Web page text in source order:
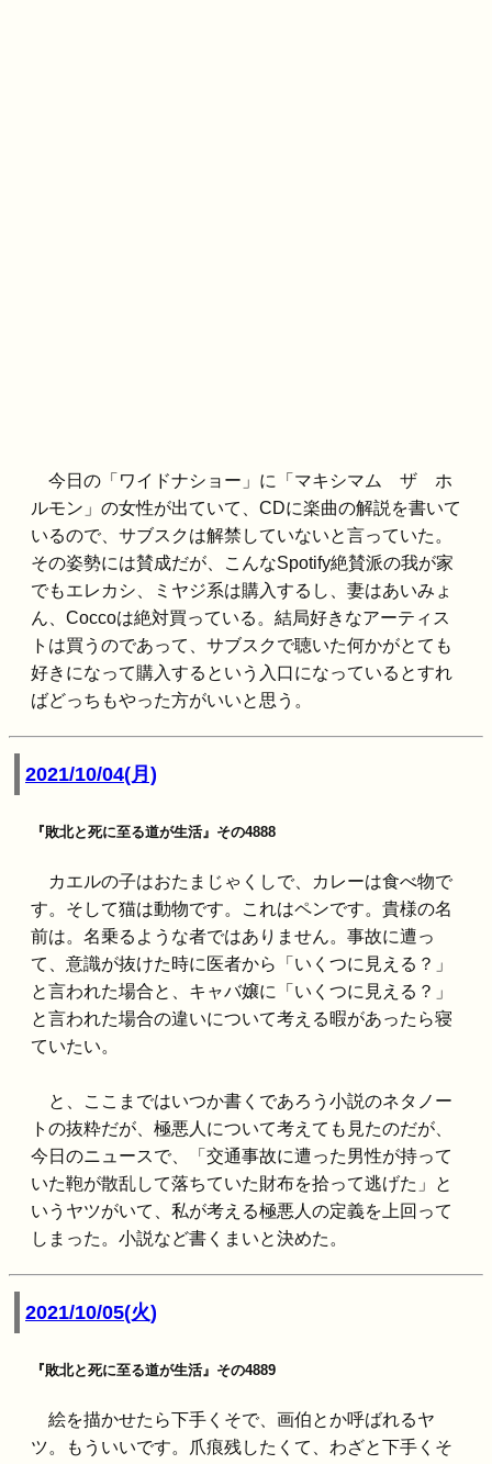
今日の「ワイドナショー」に「マキシマム ザ ホ
ルモン」の女性が出ていて、CDに楽曲の解説を書いて
いるので、サブスクは解禁していないと言っていた。
その姿勢には賛成だが、こんなSpotify絶賛派の我が家
でもエレカシ、ミヤジ系は購入するし、妻はあいみょ
ん、Coccoは絶対買っている。結局好きなアーティス
トは買うのであって、サブスクで聴いた何かがとても
好きになって購入するという入口になっているとすれ
ばどっちもやった方がいいと思う。
2021/10/04(月)
『敗北と死に至る道が生活』その4888
カエルの子はおたまじゃくしで、カレーは食べ物で
す。そして猫は動物です。これはペンです。貴様の名
前は。名乗るような者ではありません。事故に遭っ
て、意識が抜けた時に医者から「いくつに見える？」
と言われた場合と、キャバ嬢に「いくつに見える？」
と言われた場合の違いについて考える暇があったら寝
ていたい。
と、ここまではいつか書くであろう小説のネタノー
トの抜粋だが、極悪人について考えても見たのだが、
今日のニュースで、「交通事故に遭った男性が持って
いた鞄が散乱して落ちていた財布を拾って逃げた」と
いうヤツがいて、私が考える極悪人の定義を上回って
しまった。小説など書くまいと決めた。
2021/10/05(火)
『敗北と死に至る道が生活』その4889
絵を描かせたら下手くそで、画伯とか呼ばれるヤ
ツ。もういいです。爪痕残したくて、わざと下手くそ